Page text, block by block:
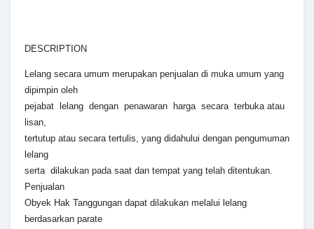
DESCRIPTION
Lelang secara umum merupakan penjualan di muka umum yang
dipimpin oleh
pejabat lelang dengan penawaran harga secara terbuka atau
lisan,
tertutup atau secara tertulis, yang didahului dengan pengumuman
lelang
serta dilakukan pada saat dan tempat yang telah ditentukan.
Penjualan
Obyek Hak Tanggungan dapat dilakukan melalui lelang
berdasarkan parate